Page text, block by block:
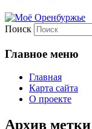
Поиск
Главное меню
Главная
Карта сайта
О проекте
Архив